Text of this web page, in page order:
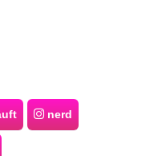
nerd